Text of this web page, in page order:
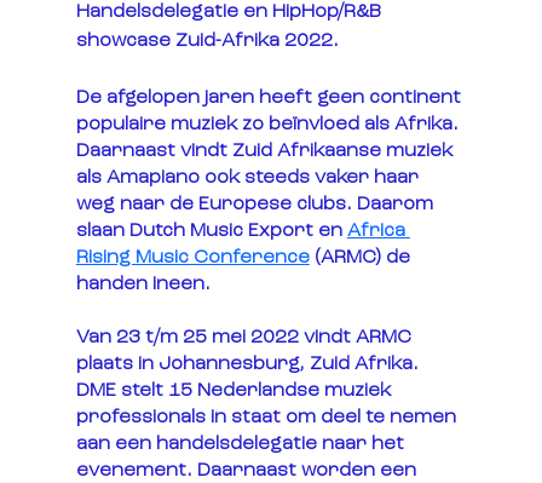
Handelsdelegatie en HipHop/R&B
showcase Zuid-Afrika 2022.
De afgelopen jaren heeft geen continent
populaire muziek zo beïnvloed als Afrika.
Daarnaast vindt Zuid Afrikaanse muziek
als Amapiano ook steeds vaker haar
weg naar de Europese clubs. Daarom
slaan Dutch Music Export en Africa
Rising Music Conference (ARMC) de
handen ineen.
Van 23 t/m 25 mei 2022 vindt ARMC
plaats in Johannesburg, Zuid Afrika.
DME stelt 15 Nederlandse muziek
professionals in staat om deel te nemen
aan een handelsdelegatie naar het
evenement. Daarnaast worden een